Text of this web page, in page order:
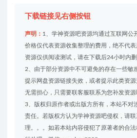
下载链接见右侧按钮
声明： 1、学神资源吧资源均通过互联网公
价格仅代表资源收集整理的费用，绝不代表
资源仅供阅读测试，请在下载后24小时内删
2、由于部分资源中不可避免的存在一些敏
提示网盘资源链接失效，或者提示此类资
无需担心，只需要联客服联系为您补发资源
3、版权归原作者或出版方所有，本站不对
责任。若版权方认为学神资源吧侵权，请
理。。。如若本站内容侵犯了原著者的合